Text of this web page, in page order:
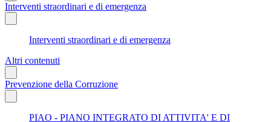
Interventi straordinari e di emergenza
Interventi straordinari e di emergenza
Altri contenuti
Prevenzione della Corruzione
PIAO - PIANO INTEGRATO DI ATTIVITA' E DI